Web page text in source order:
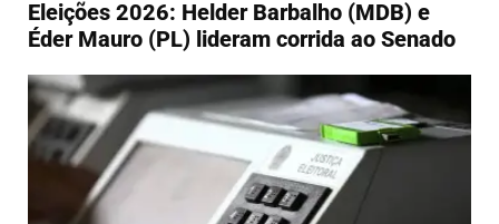
Eleições 2026: Helder Barbalho (MDB) e
Éder Mauro (PL) lideram corrida ao Senado